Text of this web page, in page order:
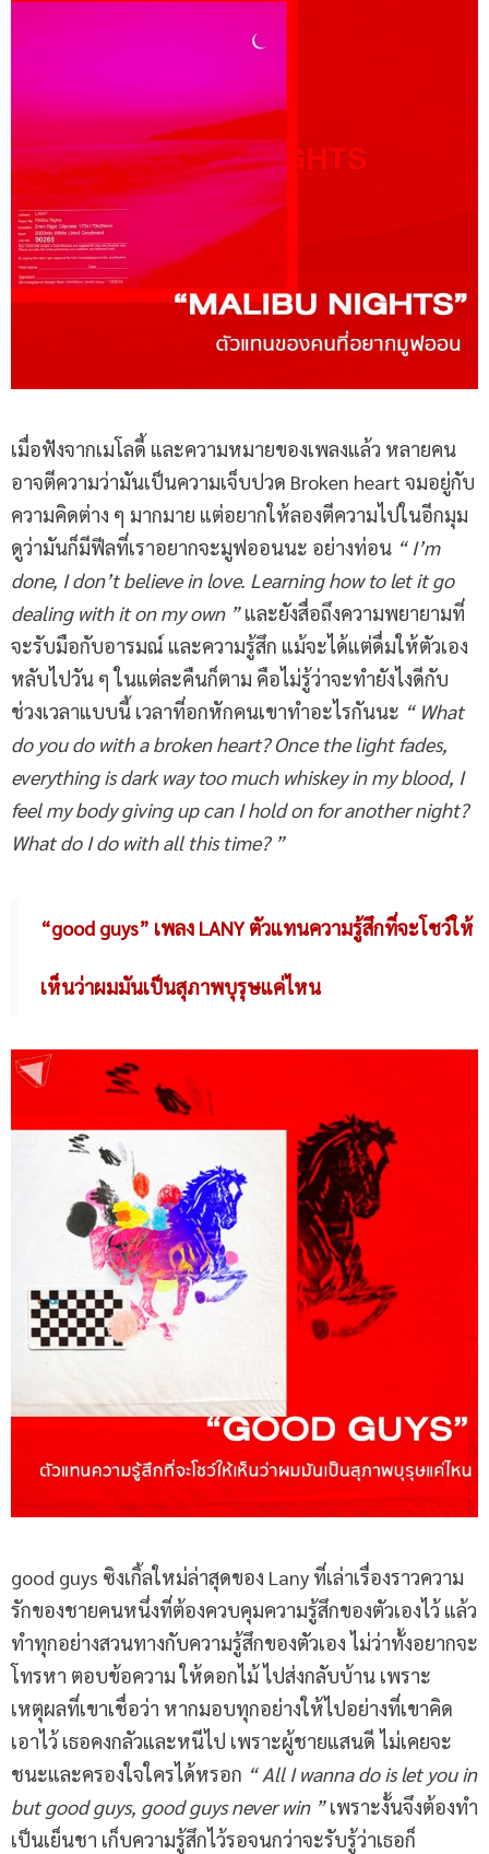
เมื่อฟังจากเมโลดี้ และความหมายของเพลงแล้ว หลายคน
อาจตีความว่ามันเป็นความเจ็บปวด Broken heart จมอยู่กับ
ความคิดต่าง ๆ มากมาย แต่อยากให้ลองตีความไปในอีกมุม
ดูว่ามันก็มีฟีลที่เราอยากจะมูฟออนนะ อย่างท่อน “ I’m
done, I don’t believe in love. Learning how to let it go
dealing with it on my own ”และยังสื่อถึงความพยายามที่
จะรับมือกับอารมณ์ และความรู้สึก แม้จะได้แต่ดื่มให้ตัวเอง
หลับไปวัน ๆ ในแต่ละคืนก็ตาม คือไม่รู้ว่าจะทำยังไงดีกับ
ช่วงเวลาแบบนี้ เวลาที่อกหักคนเขาทำอะไรกันนะ “ What
do you do with a broken heart? Once the light fades,
everything is dark way too much whiskey in my blood, I
feel my body giving up can I hold on for another night?
What do I do with all this time? ”
“good guys” เพลง LANY ตัวแทนความรู้สึกที่จะโชว์ให้
เห็นว่าผมมันเป็นสุภาพบุรุษแค่ไหน
good guys ซิงเกิ้ลใหม่ล่าสุดของ Lany ที่เล่าเรื่องราวความ
รักของชายคนหนึ่งที่ต้องควบคุมความรู้สึกของตัวเองไว้ แล้ว
ทำทุกอย่างสวนทางกับความรู้สึกของตัวเอง ไม่ว่าทั้งอยากจะ
โทรหา ตอบข้อความ ให้ดอกไม้ ไปส่งกลับบ้าน เพราะ
เหตุผลที่เขาเชื่อว่า หากมอบทุกอย่างให้ไปอย่างที่เขาคิด
เอาไว้ เธอคงกลัวและหนีไป เพราะผู้ชายแสนดี ไม่เคยจะ
ชนะและครองใจใครได้หรอก “ All I wanna do is let you in
but good guys, good guys never win ”เพราะงั้นจึงต้องทำ
เป็นเย็นชา เก็บความรู้สึกไว้รอจนกว่าจะรับรู้ว่าเธอก็